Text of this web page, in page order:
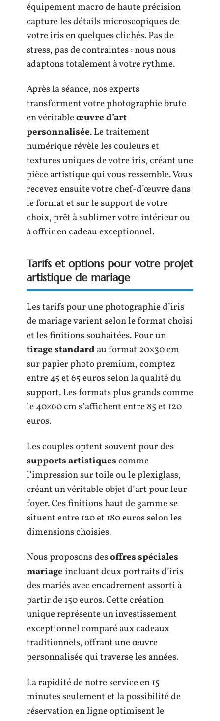
équipement macro de haute précision
capture les détails microscopiques de
votre iris en quelques clichés. Pas de
stress, pas de contraintes : nous nous
adaptons totalement à votre rythme.
Après la séance, nos experts
transforment votre photographie brute
en véritableœuvre d’art
personnalisée. Le traitement
numérique révèle les couleurs et
textures uniques de votre iris, créant une
pièce artistique qui vous ressemble. Vous
recevez ensuite votre chef-d’œuvre dans
le format et sur le support de votre
choix, prêt à sublimer votre intérieur ou
à offrir en cadeau exceptionnel.
Tarifs et options pour votre projet
artistique de mariage
Les tarifs pour une photographie d’iris
de mariage varient selon le format choisi
et les finitions souhaitées. Pour un
tirage standard au format 20×30 cm
sur papier photo premium, comptez
entre 45 et 65 euros selon la qualité du
support. Les formats plus grands comme
le 40×60 cm s’affichent entre 85 et 120
euros.
Les couples optent souvent pour des
supports artistiquescomme
l’impression sur toile ou le plexiglass,
créant un véritable objet d’art pour leur
foyer. Ces finitions haut de gamme se
situent entre 120 et 180 euros selon les
dimensions choisies.
Nous proposons desoffres spéciales
mariageincluant deux portraits d’iris
des mariés avec encadrement assorti à
partir de 150 euros. Cette création
unique représente un investissement
exceptionnel comparé aux cadeaux
traditionnels, offrant une œuvre
personnalisée qui traverse les années.
La rapidité de notre service en 15
minutes seulement et la possibilité de
réservation en ligne optimisent le